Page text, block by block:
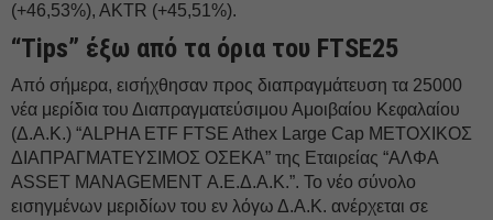
(+46,53%), AKTR (+45,51%).
“Tips” έξω από τα όρια του FTSE25
Από σήμερα, εισήχθησαν προς διαπραγμάτευση τα 25000
νέα μερίδια του Διαπραγματεύσιμου Αμοιβαίου Κεφαλαίου
(Δ.Α.Κ.) “ALPHA ETF FTSE Athex Large Cap ΜΕΤΟΧΙΚΟΣ
ΔΙΑΠΡΑΓΜΑΤΕΥΣΙΜΟΣ ΟΣΕΚΑ” της Εταιρείας “ΑΛΦΑ
ASSET MANAGEMENT Α.Ε.Δ.Α.Κ.”. Το νέο σύνολο
εισηγμένων μεριδίων του εν λόγω Δ.Α.Κ. ανέρχεται σε